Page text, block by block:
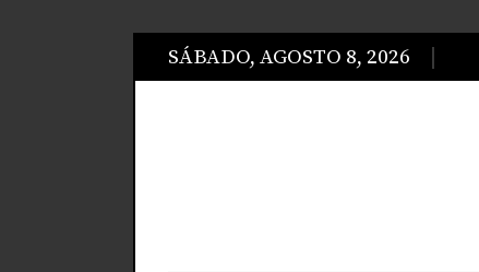
SÁBADO, AGOSTO 8, 2026